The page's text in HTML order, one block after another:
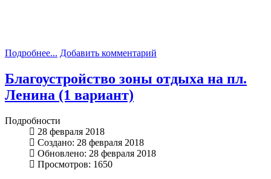
Подробнее... Добавить комментарий
Благоустройство зоны отдыха на пл.
Ленина (1 вариант)
Подробности
28 февраля 2018
Создано: 28 февраля 2018
Обновлено: 28 февраля 2018
Просмотров: 1650